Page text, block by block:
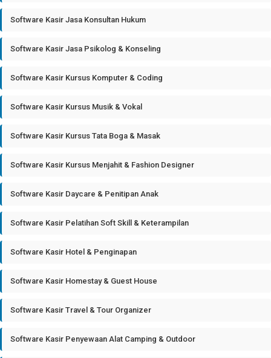
Software Kasir Jasa Konsultan Hukum
Software Kasir Jasa Psikolog & Konseling
Software Kasir Kursus Komputer & Coding
Software Kasir Kursus Musik & Vokal
Software Kasir Kursus Tata Boga & Masak
Software Kasir Kursus Menjahit & Fashion Designer
Software Kasir Daycare & Penitipan Anak
Software Kasir Pelatihan Soft Skill & Keterampilan
Software Kasir Hotel & Penginapan
Software Kasir Homestay & Guest House
Software Kasir Travel & Tour Organizer
Software Kasir Penyewaan Alat Camping & Outdoor